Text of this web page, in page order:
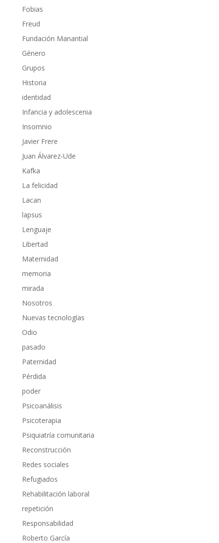
Fobias
Freud
Fundación Manantial
Género
Grupos
Historia
identidad
Infancia y adolescenia
Insomnio
Javier Frere
Juan Álvarez-Ude
Kafka
La felicidad
Lacan
lapsus
Lenguaje
Libertad
Maternidad
memoria
mirada
Nosotros
Nuevas tecnologías
Odio
pasado
Paternidad
Pérdida
poder
Psicoanálisis
Psicoterapia
Psiquiatría comunitaria
Reconstrucción
Redes sociales
Refugiados
Rehabilitación laboral
repetición
Responsabilidad
Roberto García